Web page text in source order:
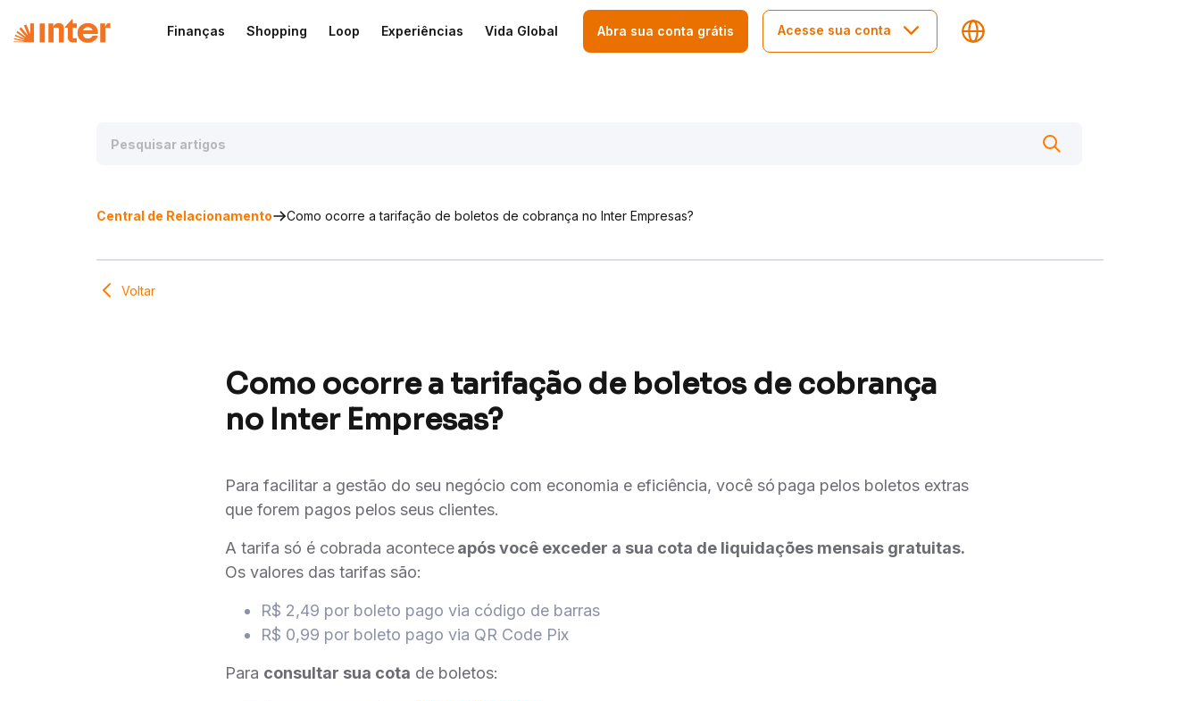
Finanças Shopping Loop Experiências Vida Global Abra sua conta grátis Acesse sua conta
Central de Relacionamento Como ocorre a tarifação de boletos de cobrança no Inter Empresas?
Voltar
Como ocorre a tarifação de boletos de cobrança
no Inter Empresas?
Para facilitar a gestão do seu negócio com economia e eficiência, você só paga pelos boletos extras
que forem pagos pelos seus clientes.
A tarifa só é cobrada aconteceapós você exceder a sua cota de liquidações mensais gratuitas.
Os valores das tarifas são:
R$ 2,49 por boleto pago via código de barras
R$ 0,99 por boleto pago via QR Code Pix
Para consultar sua cota de boletos: